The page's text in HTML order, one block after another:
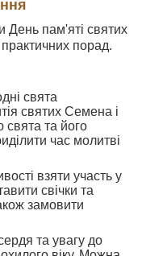
День пам'яті святих
порад.
свята
святих Семена і
свята та його
час молитві
взяти участь у
свічки та
замовити
та увагу до